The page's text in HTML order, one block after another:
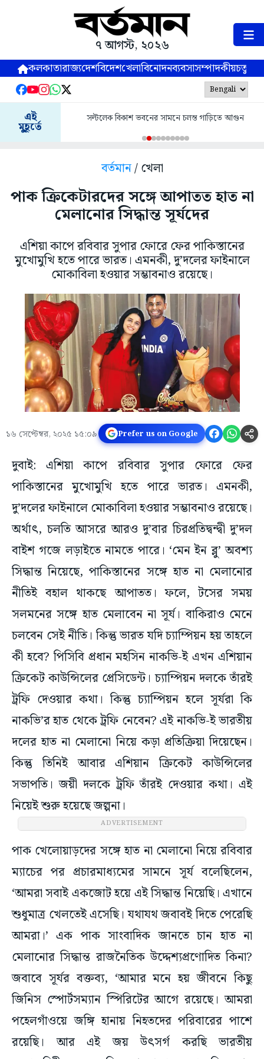
৭ আগস্ট, ২০২৬
কলকাতারাজ্যদেশবিদেশখেলাবিনোদনব্যবসাসম্পাদকীয়
এই
মুহূর্তে
সল্টলেক বিকাশ ভবনের সামনে চলন্ত গাড়িতে আগুন
বর্তমান/ খেলা
পাক ক্রিকেটারদের সঙ্গে আপাতত হাত না
মেলানোর সিদ্ধান্ত সূর্যদের
এশিয়া কাপে রবিবার সুপার ফোরে ফের পাকিস্তানের
মুখোমুখি হতে পারে ভারত। এমনকী, দু’দলের ফাইনালে
মোকাবিলা হওয়ার সম্ভাবনাও রয়েছে।
১৬ সেপ্টেম্বর, ২০২৫ ১৫:০৯ Prefer us on Google
দুবাই: এশিয়া কাপে রবিবার সুপার ফোরে ফের
পাকিস্তানের মুখোমুখি হতে পারে ভারত। এমনকী,
দু’দলের ফাইনালে মোকাবিলা হওয়ার সম্ভাবনাও রয়েছে।
অর্থাৎ, চলতি আসরে আরও দু’বার চিরপ্রতিদ্বন্দ্বী দু’দল
বাইশ গজে লড়াইতে নামতে পারে। ‘মেন ইন ব্লু’ অবশ্য
সিদ্ধান্ত নিয়েছে, পাকিস্তানের সঙ্গে হাত না মেলানোর
নীতিই বহাল থাকছে আপাতত। ফলে, টসের সময়
সলমনের সঙ্গে হাত মেলাবেন না সূর্য। বাকিরাও মেনে
চলবেন সেই নীতি। কিন্তু ভারত যদি চ্যাম্পিয়ন হয় তাহলে
কী হবে? পিসিবি প্রধান মহসিন নাকভি-ই এখন এশিয়ান
ক্রিকেট কাউন্সিলের প্রেসিডেন্ট। চ্যাম্পিয়ন দলকে তাঁরই
ট্রফি দেওয়ার কথা। কিন্তু চ্যাম্পিয়ন হলে সূর্যরা কি
নাকভি’র হাত থেকে ট্রফি নেবেন? এই নাকভি-ই ভারতীয়
দলের হাত না মেলানো নিয়ে কড়া প্রতিক্রিয়া দিয়েছেন।
কিন্তু তিনিই আবার এশিয়ান ক্রিকেট কাউন্সিলের
সভাপতি। জয়ী দলকে ট্রফি তাঁরই দেওয়ার কথা। এই
নিয়েই শুরু হয়েছে জল্পনা।
ADVERTISEMENT
পাক খেলোয়াড়দের সঙ্গে হাত না মেলানো নিয়ে রবিবার
ম্যাচের পর প্রচারমাধ্যমের সামনে সূর্য বলেছিলেন,
‘আমরা সবাই একজোট হয়ে এই সিদ্ধান্ত নিয়েছি। এখানে
শুধুমাত্র খেলতেই এসেছি। যথাযথ জবাবই দিতে পেরেছি
আমরা।’ এক পাক সাংবাদিক জানতে চান হাত না
মেলানোর সিদ্ধান্ত রাজনৈতিক উদ্দেশ্যপ্রণোদিত কিনা?
জবাবে সূর্যর বক্তব্য, ‘আমার মনে হয় জীবনে কিছু
জিনিস স্পোর্টসম্যান স্পিরিটের আগে রয়েছে। আমরা
পহেলগাঁওয়ে জঙ্গি হানায় নিহতদের পরিবারের পাশে
রয়েছি। আর এই জয় উৎসর্গ করছি ভারতীয়